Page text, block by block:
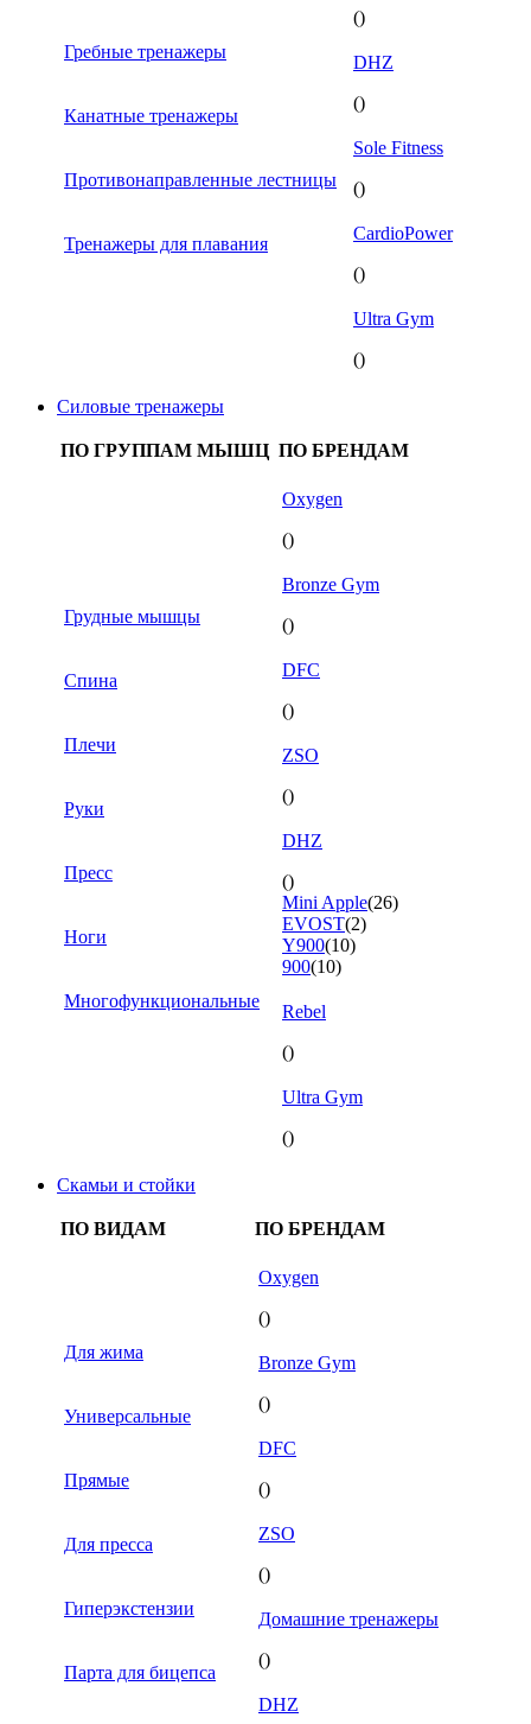
Гребные тренажеры
Канатные тренажеры
Противонаправленные лестницы
Тренажеры для плавания
()
DHZ
()
Sole Fitness
()
CardioPower
()
Ultra Gym
()
Силовые тренажеры
ПО ГРУППАМ МЫШЦ ПО БРЕНДАМ
Грудные мышцы
Спина
Плечи
Руки
Пресс
Ноги
Многофункциональные
Oxygen
()
Bronze Gym
()
DFC
()
ZSO
()
DHZ
()
Mini Apple(26)
EVOST(2)
Y900(10)
900(10)
Rebel
()
Ultra Gym
()
Скамьи и стойки
ПО ВИДАМ ПО БРЕНДАМ
Для жима
Универсальные
Прямые
Для пресса
Гиперэкстензии
Парта для бицепса
Oxygen
()
Bronze Gym
()
DFC
()
ZSO
()
Домашние тренажеры
()
DHZ